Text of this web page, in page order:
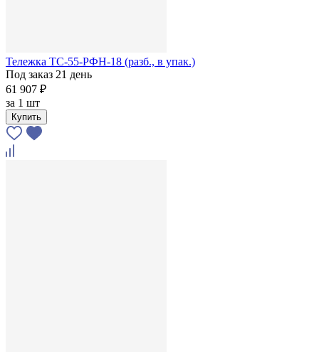
Тележка ТС-55-РФН-18 (разб., в упак.)
Под заказ 21 день
61 907 ₽
за 1 шт
Купить